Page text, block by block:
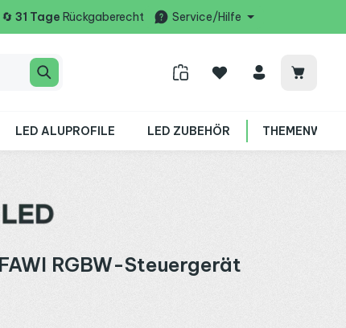
🔄 31 Tage Rückgaberecht Service/Hilfe
LED ALUPROFILE LED ZUBEHÖR
RGBW-Steuergerät